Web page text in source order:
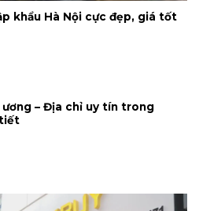
khẩu Hà Nội cực đẹp, giá tốt
– Địa chỉ uy tín trong